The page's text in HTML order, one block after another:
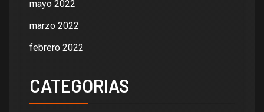
mayo 2022
marzo 2022
febrero 2022
CATEGORIAS